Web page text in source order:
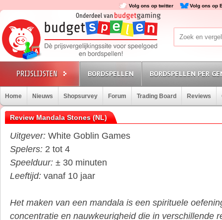
Volg ons op twitter Volg ons op
BORDSPELLEN BORDSPELLEN PER
Home Nieuws Shopsurvey Forum Trading Board Reviews
Review Mandala Stones (NL)
Uitgever: White Goblin Games
Spelers: 2 tot 4
Speelduur: ± 30 minuten
Leeftijd: vanaf 10 jaar
Het maken van een mandala is een spirituele
concentratie en nauwkeurigheid die in verschillende